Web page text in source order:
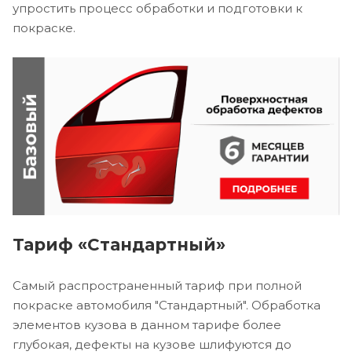
упростить процесс обработки и подготовки к
покраске.
Тариф «Стандартный»
Самый распространенный тариф при полной
покраске автомобиля "Стандартный". Обработка
элементов кузова в данном тарифе более
глубокая, дефекты на кузове шлифуются до